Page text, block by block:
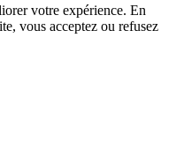
votre expérience. En
vous acceptez ou refusez